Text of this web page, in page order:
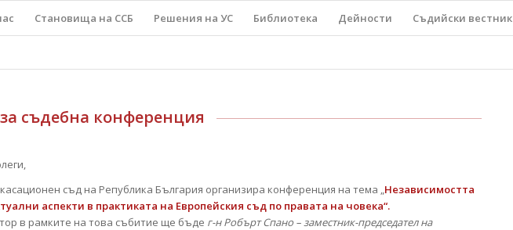
Становища на ССБ Решения на УС Библиотека Дейности Съдийски вестник
съдебна конференция
съд на Република България организира конференция на тема „Независимостта
аспекти в практиката на Европейския съд по правата на човека“.
в рамките на това събитие ще бъде г-н Робърт Спано – заместник-председател на